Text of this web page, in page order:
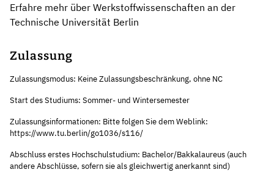
Erfahre mehr über Werkstoffwissenschaften an der
Technische Universität Berlin
Zulassung
Zulassungsmodus: Keine Zulassungsbeschränkung, ohne NC
Start des Studiums: Sommer- und Wintersemester
Zulassungsinformationen: Bitte folgen Sie dem Weblink:
https://www.tu.berlin/go1036/s116/
Abschluss erstes Hochschulstudium: Bachelor/Bakkalaureus (auch
andere Abschlüsse, sofern sie als gleichwertig anerkannt sind)